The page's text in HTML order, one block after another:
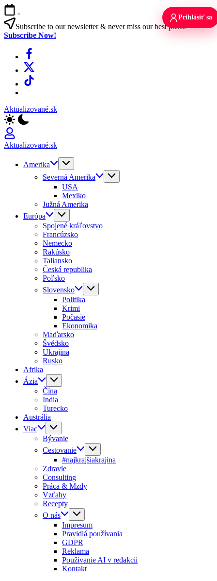
Skip
to
content
-
Subscribe to our newsletter & never miss our best posts.
Subscribe Now!
Facebook
X
TikTok
Aktualizované.sk
Aktualizované.sk
Amerika
Severná Amerika
USA
Mexiko
Južná Amerika
Európa
Spojené kráľovstvo
Francúzsko
Nemecko
Rakúsko
Taliansko
Česká republika
Poľsko
Slovensko
Politika
Krimi
Počasie
Ekonomika
Maďarsko
Švédsko
Ukrajina
Rusko
Afrika
Ázia
Čína
India
Turecko
Austrália
Viac
Bývanie
Cestovanie
#najkrajšiakrajina
Zdravie
Consulting
Práca & Mzdy
Vzťahy
Recepty
O nás
Impresum
Pravidlá používania
GDPR
Reklama
Používanie AI v redakcii
Kontakt
Prihlásiť sa